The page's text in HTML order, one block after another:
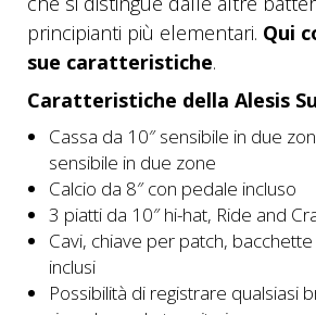
principianti più elementari. Qui
sue caratteristiche.
Caratteristiche della Alesis
Cassa da 10″ sensibile in due
sensibile in due zone
Calcio da 8″ con pedale incluso
3 piatti da 10″ hi-hat, Ride and
Cavi, chiave per patch,
inclusi
Possibilità di registrare qualsiasi